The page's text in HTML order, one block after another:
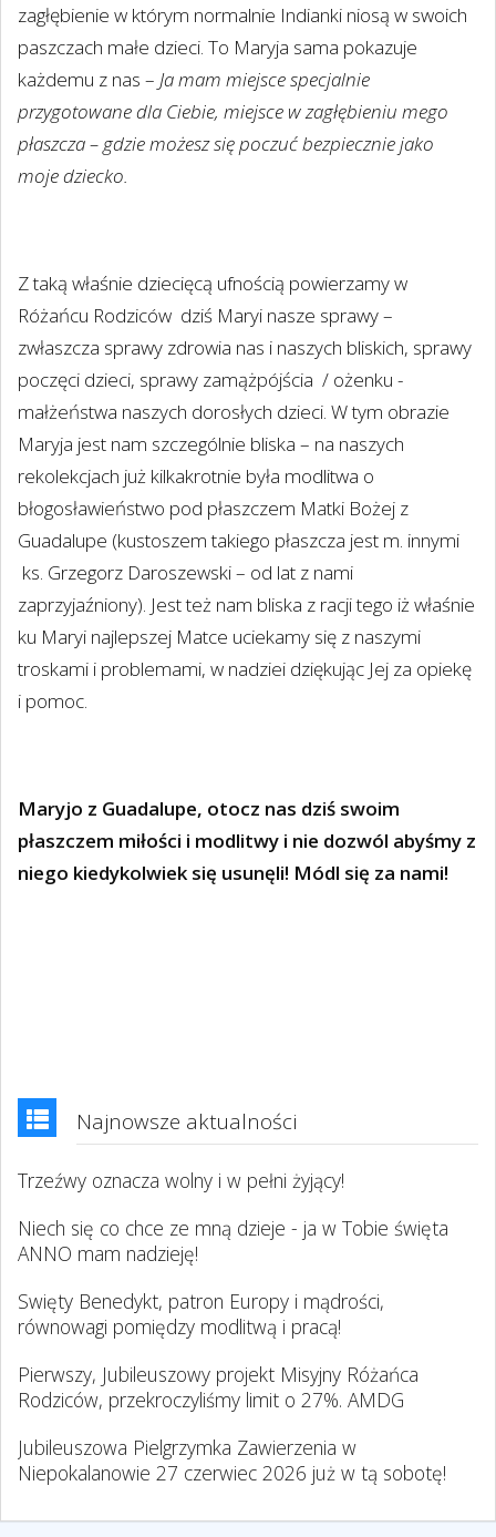
zagłębienie w którym normalnie Indianki niosą w swoich
paszczach małe dzieci. To Maryja sama pokazuje
każdemu z nas – Ja mam miejsce specjalnie
przygotowane dla Ciebie, miejsce w zagłębieniu mego
płaszcza – gdzie możesz się poczuć bezpiecznie jako
moje dziecko.
Z taką właśnie dziecięcą ufnością powierzamy w
Różańcu Rodziców dziś Maryi nasze sprawy –
zwłaszcza sprawy zdrowia nas i naszych bliskich, sprawy
poczęci dzieci, sprawy zamążpójścia / ożenku -
małżeństwa naszych dorosłych dzieci. W tym obrazie
Maryja jest nam szczególnie bliska – na naszych
rekolekcjach już kilkakrotnie była modlitwa o
błogosławieństwo pod płaszczem Matki Bożej z
Guadalupe (kustoszem takiego płaszcza jest m. innymi
ks. Grzegorz Daroszewski – od lat z nami
zaprzyjaźniony). Jest też nam bliska z racji tego iż właśnie
ku Maryi najlepszej Matce uciekamy się z naszymi
troskami i problemami, w nadziei dziękując Jej za opiekę
i pomoc.
Maryjo z Guadalupe, otocz nas dziś swoim
płaszczem miłości i modlitwy i nie dozwól abyśmy z
niego kiedykolwiek się usunęli! Módl się za nami!
Najnowsze aktualności
Trzeźwy oznacza wolny i w pełni żyjący!
Niech się co chce ze mną dzieje - ja w Tobie święta
ANNO mam nadzieję!
Swięty Benedykt, patron Europy i mądrości,
równowagi pomiędzy modlitwą i pracą!
Pierwszy, Jubileuszowy projekt Misyjny Różańca
Rodziców, przekroczyliśmy limit o 27%. AMDG
Jubileuszowa Pielgrzymka Zawierzenia w
Niepokalanowie 27 czerwiec 2026 już w tą sobotę!